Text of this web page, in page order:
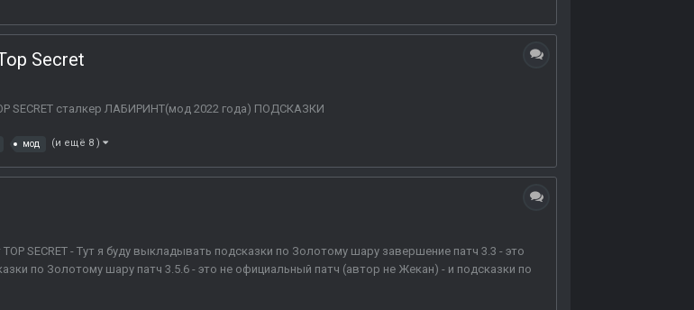
Secret
SECRET cталкер ЛАБИРИНТ(мод 2022 года) ПОДСКАЗКИ
мод (и ещё 8 )
SECRET - Тут я буду выкладывать подсказки по Золотому шару завершение патч 3.3 - это
по Золотому шару патч 3.5.6 - это не официальный патч (автор не Жекан) - и подсказки по